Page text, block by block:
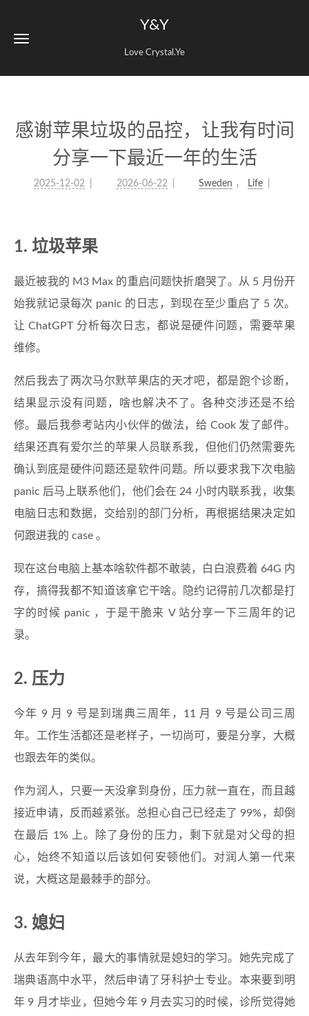
Y&Y
Love Crystal.Ye
感谢苹果垃圾的品控，让我有时间
分享一下最近一年的生活
2025-12-02 2026-06-22 Sweden ， Life
1. 垃圾苹果
最近被我的 M3 Max 的重启问题快折磨哭了。从 5 月份开
始我就记录每次 panic 的日志，到现在至少重启了 5 次。
让 ChatGPT 分析每次日志，都说是硬件问题，需要苹果
维修。
然后我去了两次马尔默苹果店的天才吧，都是跑个诊断，
结果显示没有问题，啥也解决不了。各种交涉还是不给
修。最后我参考站内小伙伴的做法，给 Cook 发了邮件。
结果还真有爱尔兰的苹果人员联系我，但他们仍然需要先
确认到底是硬件问题还是软件问题。所以要求我下次电脑
panic 后马上联系他们，他们会在 24 小时内联系我，收集
电脑日志和数据，交给别的部门分析，再根据结果决定如
何跟进我的 case 。
现在这台电脑上基本啥软件都不敢装，白白浪费着 64G 内
存，搞得我都不知道该拿它干啥。隐约记得前几次都是打
字的时候 panic ，于是干脆来 V 站分享一下三周年的记
录。
2. 压力
今年 9 月 9 号是到瑞典三周年，11 月 9 号是公司三周
年。工作生活都还是老样子，一切尚可，要是分享，大概
也跟去年的类似。
作为润人，只要一天没拿到身份，压力就一直在，而且越
接近申请，反而越紧张。总担心自己已经走了 99%，却倒
在最后 1% 上。除了身份的压力，剩下就是对父母的担
心，始终不知道以后该如何安顿他们。对润人第一代来
说，大概这是最棘手的部分。
3. 媳妇
从去年到今年，最大的事情就是媳妇的学习。她先完成了
瑞典语高中水平，然后申请了牙科护士专业。本来要到明
年 9 月才毕业，但她今年 9 月去实习的时候，诊所觉得她